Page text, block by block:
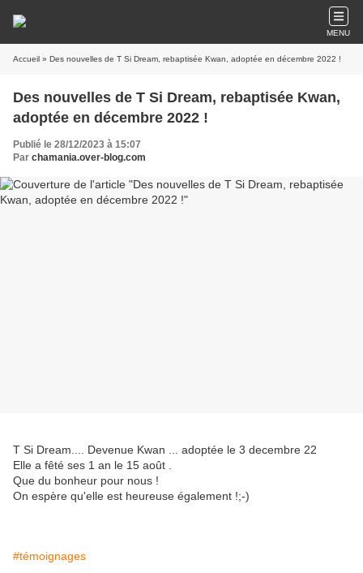
MENU
Accueil » Des nouvelles de T Si Dream, rebaptisée Kwan, adoptée en décembre 2022 !
Des nouvelles de T Si Dream, rebaptisée Kwan,
adoptée en décembre 2022 !
Publié le 28/12/2023 à 15:07
Par chamania.over-blog.com
T Si Dream.... Devenue Kwan ... adoptée le 3 decembre 22
Elle a fêté ses 1 an le 15 août .
Que du bonheur pour nous !
On espère qu'elle est heureuse également !;-)
#témoignages